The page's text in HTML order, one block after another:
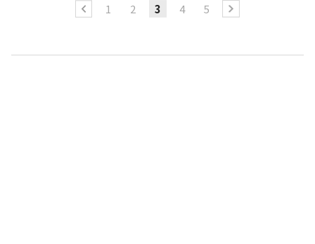
1 2 3 4 5